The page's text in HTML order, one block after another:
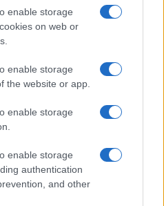
enable storage
on web or
enable storage
the website or app.
enable storage
enable storage
authentication
and other
per focalizzazione,